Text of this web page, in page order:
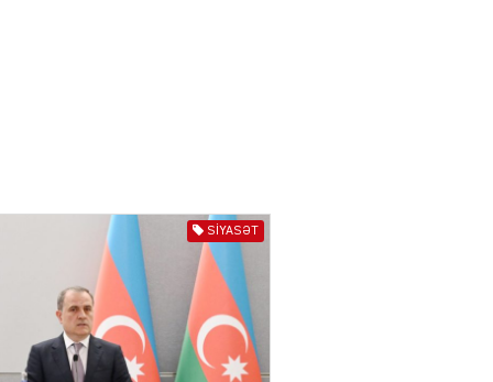
Müharibə Rusiyanın belini
04.08.2026
SIYASƏT